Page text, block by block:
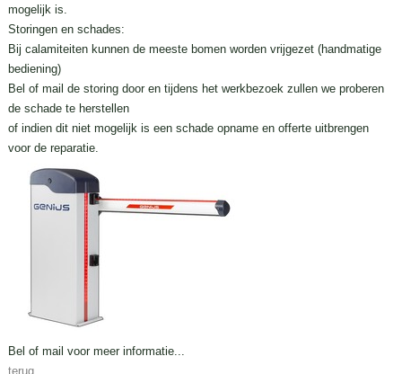
mogelijk is.
Storingen en schades:
Bij calamiteiten kunnen de meeste bomen worden vrijgezet (handmatige
bediening)
Bel of mail de storing door en tijdens het werkbezoek zullen we proberen
de schade te herstellen
of indien dit niet mogelijk is een schade opname en offerte uitbrengen
voor de reparatie.
Bel of mail voor meer informatie...
terug